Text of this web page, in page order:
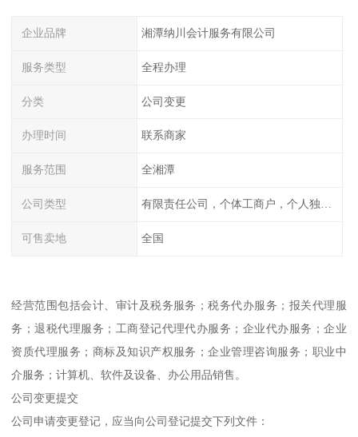
企业品牌 湘潭纳川会计服务有限公司
服务类型 全程办理
分类 公司变更
办理时间 联系商家
服务范围 全湘潭
公司类型
可售卖地 全国
经营范围包括会计、审计及税务服务；税务代办服务；报关代理服
务；退税代理服务；工商登记代理代办服务；企业代办服务；企业
资质代理服务；商标及知识产权服务；企业管理咨询服务；职业中
介服务；计算机、软件及设备、办公用品销售。
公司变更提交
公司申请变更登记，应当向公司登记提交下列文件：